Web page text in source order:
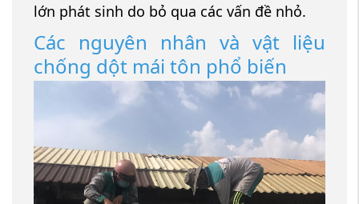
lớn phát sinh do bỏ qua các vấn đề nhỏ.
Các nguyên nhân và vật liệu
chống dột mái tôn phổ biến